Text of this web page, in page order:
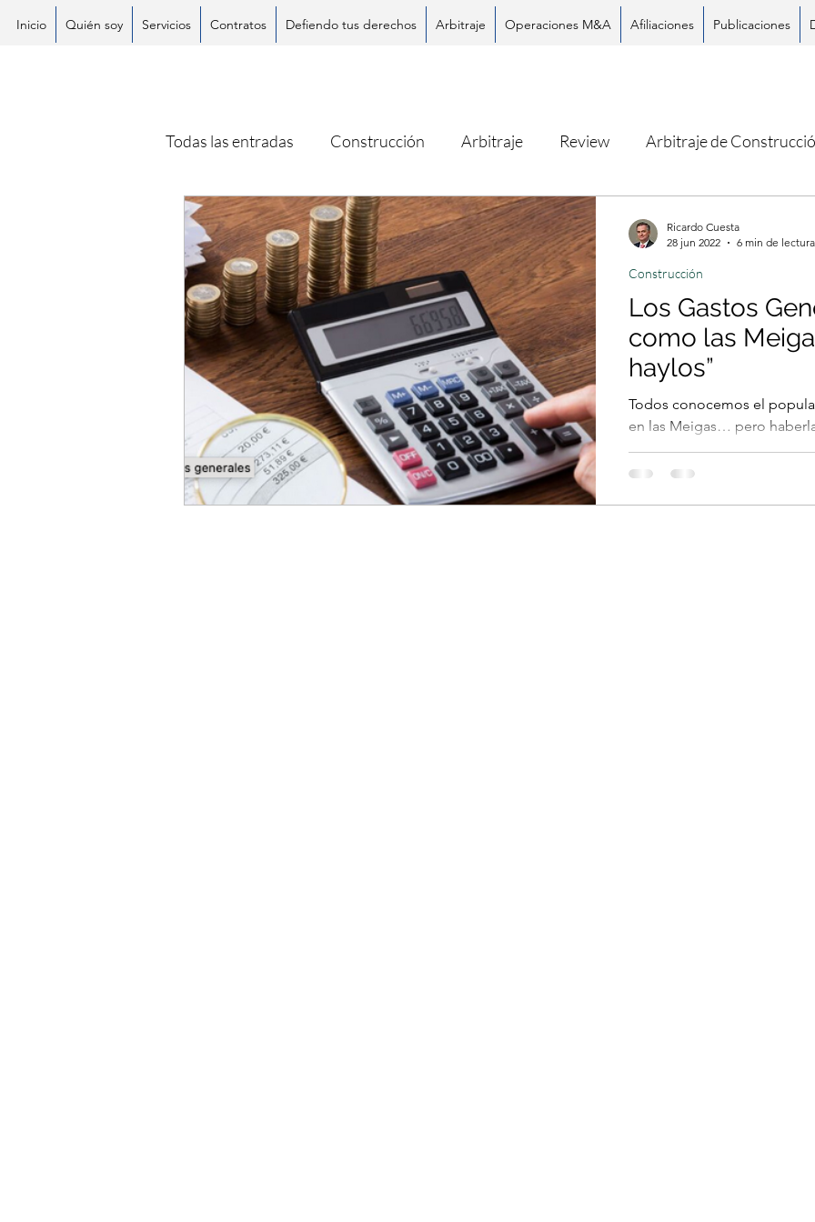
Inicio Quién soy Servicios Contratos Defiendo tus derechos Arbitraje Operaciones M&A Afiliaciones Publicaciones
Todas las entradas Construcción Arbitraje Review Arbitraje de
Los Gastos
como las
haylos”
Todos conocemos el
en las Meigas… pero
ocurre con los gastos...
Construcción
Ricardo Cuesta
28 jun 2022
6 min de lectura